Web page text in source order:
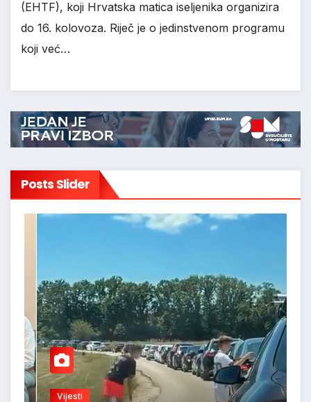
(EHTF), koji Hrvatska matica iseljenika organizira
do 16. kolovoza. Riječ je o jedinstvenom programu
koji već…
Posts Slider
Vijesti